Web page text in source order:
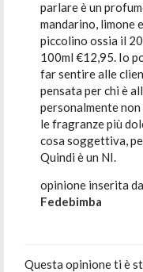
parlare è un
mandarino, limone
piccolino ossia il
100ml €12,95. Io
far sentire alle
pensata per chi è
personalmente
le fragranze più
cosa soggettiva,
Quindi è un NI.
opinione inserita da
Fedebimba
Questa opinione ti è